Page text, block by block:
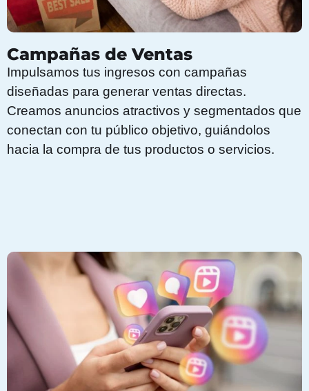
Campañas de Ventas
Impulsamos tus ingresos con campañas
diseñadas para generar ventas directas.
Creamos anuncios atractivos y segmentados que
conectan con tu público objetivo, guiándolos
hacia la compra de tus productos o servicios.